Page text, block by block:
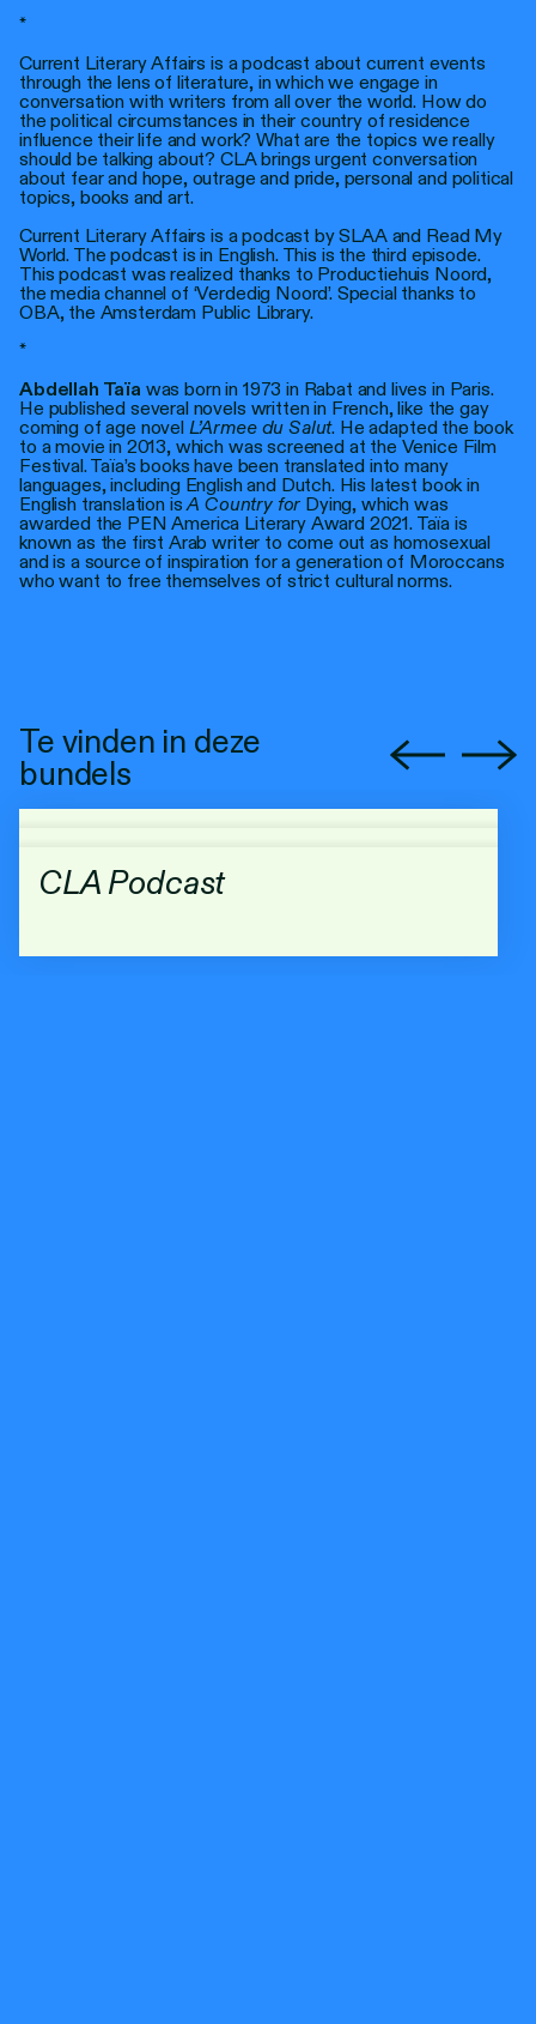
*
Current Literary Affairs is a podcast about current events
through the lens of literature, in which we engage in
conversation with writers from all over the world. How do
the political circumstances in their country of residence
influence their life and work? What are the topics we really
should be talking about? CLA brings urgent conversation
about fear and hope, outrage and pride, personal and political
topics, books and art.
Current Literary Affairs is a podcast by SLAA and Read My
World. The podcast is in English. This is the third episode.
This podcast was realized thanks to Productiehuis Noord,
the media channel of ‘Verdedig Noord’. Special thanks to
OBA, the Amsterdam Public Library.
*
Abdellah Taïa was born in 1973 in Rabat and lives in Paris.
He published several novels written in French, like the gay
coming of age novel L’Armee du Salut. He adapted the book
to a movie in 2013, which was screened at the Venice Film
Festival. Taïa’s books have been translated into many
languages, including English and Dutch. His latest book in
English translation isA Country for Dying, which was
awarded the PEN America Literary Award 2021. Taïa is
known as the first Arab writer to come out as homosexual
and is a source of inspiration for a generation of Moroccans
who want to free themselves of strict cultural norms.
Te vinden in deze
bundels
CLA Podcast